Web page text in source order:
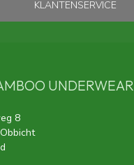
KLANTENSERVICE
UNDERWEAR
8